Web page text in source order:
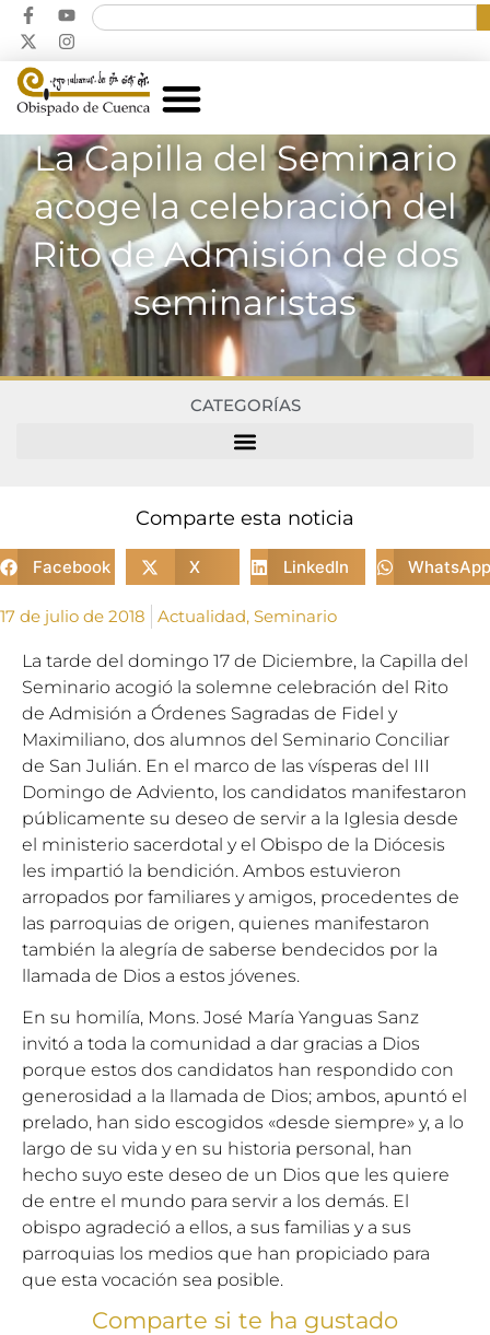
La Capilla del Seminario
acoge la celebración del
Rito de Admisión de dos
seminaristas
CATEGORÍAS
Comparte esta noticia
Facebook X LinkedIn WhatsApp
17 de julio de 2018 Actualidad, Seminario
La tarde del domingo 17 de Diciembre, la Capilla del
Seminario acogió la solemne celebración del Rito
de Admisión a Órdenes Sagradas de Fidel y
Maximiliano, dos alumnos del Seminario Conciliar
de San Julián. En el marco de las vísperas del III
Domingo de Adviento, los candidatos manifestaron
públicamente su deseo de servir a la Iglesia desde
el ministerio sacerdotal y el Obispo de la Diócesis
les impartió la bendición. Ambos estuvieron
arropados por familiares y amigos, procedentes de
las parroquias de origen, quienes manifestaron
también la alegría de saberse bendecidos por la
llamada de Dios a estos jóvenes.
En su homilía, Mons. José María Yanguas Sanz
invitó a toda la comunidad a dar gracias a Dios
porque estos dos candidatos han respondido con
generosidad a la llamada de Dios; ambos, apuntó el
prelado, han sido escogidos «desde siempre» y, a lo
largo de su vida y en su historia personal, han
hecho suyo este deseo de un Dios que les quiere
de entre el mundo para servir a los demás. El
obispo agradeció a ellos, a sus familias y a sus
parroquias los medios que han propiciado para
que esta vocación sea posible.
Comparte si te ha gustado